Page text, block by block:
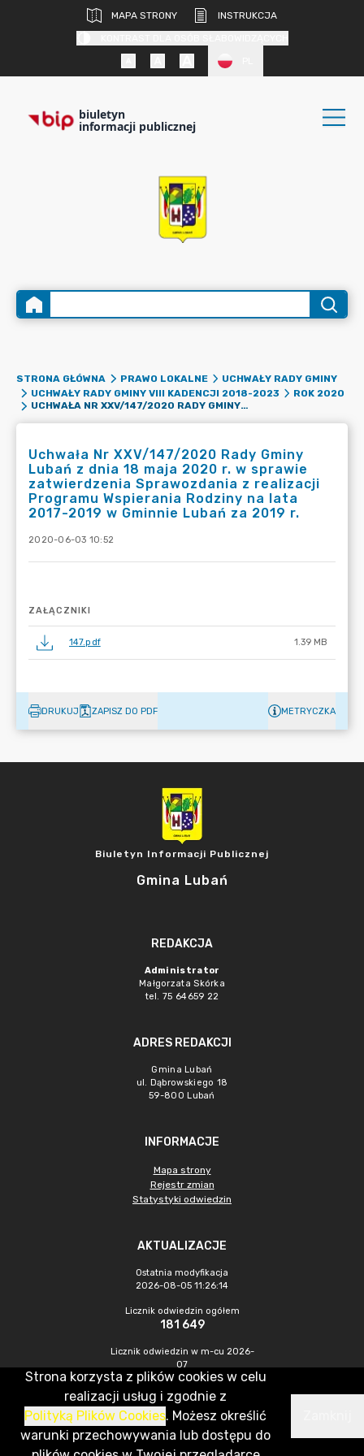
MAPA STRONY
INSTRUKCJA
biuletyn
informacji publicznej
STRONA GŁÓWNA PRAWO LOKALNE
UCHWAŁY RADY GMINY
UCHWAŁY RADY GMINY VIII KADENCJI 2018-2023
ROK 2020
UCHWAŁA NR XXV/147/2020 RADY GMINY LUBAŃ Z DNIA 18 MAJA 2020 R. W SPRAWIE ZATWIERDZENIA SPRAWOZDANIA Z REALIZACJI PROGRAMU WSPIERANIA RODZINY NA LATA 2017-2019 W GMINNIE LUBAŃ ZA 2019 R.
Uchwała Nr XXV/147/2020 Rady Gminy
Lubań z dnia 18 maja 2020 r. w sprawie
zatwierdzenia Sprawozdania z realizacji
Programu Wspierania Rodziny na lata
2017-2019 w Gminnie Lubań za 2019 r.
2020-06-03 10:52
ZAŁĄCZNIKI
147.pdf 1.39 MB
DRUKUJ ZAPISZ DO PDF METRYCZKA
Biuletyn Informacji Publicznej
Gmina Lubań
REDAKCJA
Administrator
Małgorzata Skórka
tel. 75 64659 22
ADRES REDAKCJI
Gmina Lubań
ul. Dąbrowskiego 18
59-800 Lubań
INFORMACJE
Mapa strony
Rejestr zmian
Statystyki odwiedzin
AKTUALIZACJE
Ostatnia modyfikacja
2026-08-05 11:26:14
Licznik odwiedzin ogółem
181 649
Licznik odwiedzin w m-cu 2026-
07
240
CMS & Hosting: Nefeni Sp. z o.o.
Strona korzysta z plików cookies w celu
realizacji usług i zgodnie z
Polityką Plików Cookies. Możesz określić
warunki przechowywania lub dostępu do